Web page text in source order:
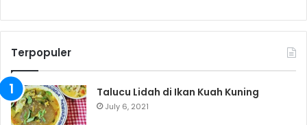
Terpopuler
Talucu Lidah di Ikan Kuah Kuning
July 6, 2021